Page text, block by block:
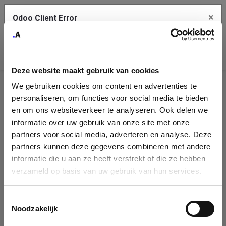
Deze website maakt gebruik van cookies
We gebruiken cookies om content en advertenties te
personaliseren, om functies voor social media te bieden
en om ons websiteverkeer te analyseren. Ook delen we
informatie over uw gebruik van onze site met onze
partners voor social media, adverteren en analyse. Deze
partners kunnen deze gegevens combineren met andere
informatie die u aan ze heeft verstrekt of die ze hebben
verzameld op basis van uw gebruik van hun services.
Noodzakelijk
Company
Identification
Please fill in your company details
You can search a company in our database by name, VAT or
enterprise ID. When a company is selected it will auto-complete the
form. If you don't find your company in our database, you can create
Odoo Client Error ×
service.
See details
Ok